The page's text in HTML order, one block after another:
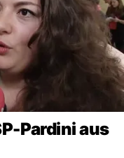
Pardini aus